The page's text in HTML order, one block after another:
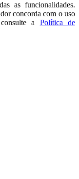
as funcionalidades.
concorda com o uso
a
Política de